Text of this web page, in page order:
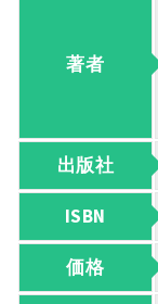
著者
出版社
ISBN
価格